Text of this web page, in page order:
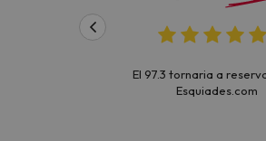
El 97.3 tornaria a
Esquiades.com